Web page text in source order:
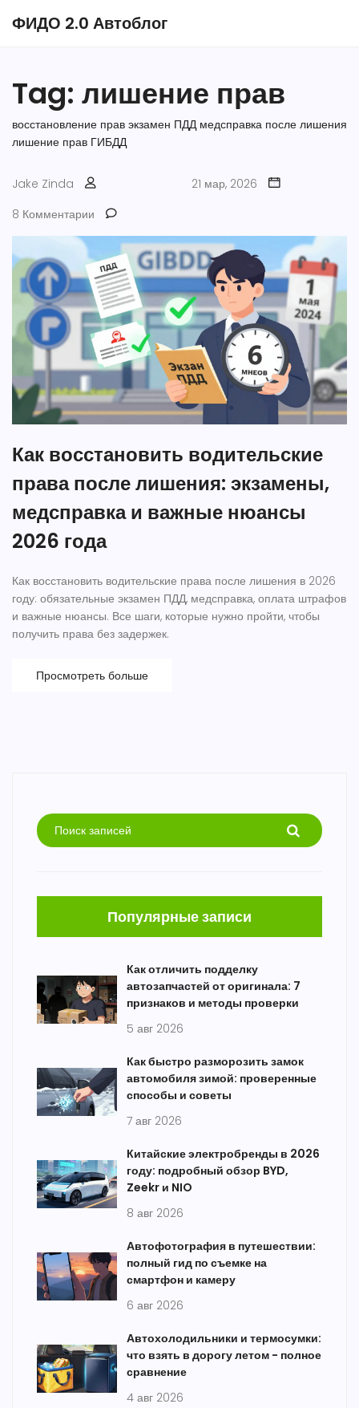
ФИДО 2.0 Автоблог
Tag: лишение прав
восстановление прав экзамен ПДД медсправка после лишения
лишение прав ГИБДД
Jake Zinda
21 мар, 2026
8 Комментарии
Как восстановить водительские
права после лишения: экзамены,
медсправка и важные нюансы
2026 года
Как восстановить водительские права после лишения в 2026
году: обязательные экзамен ПДД, медсправка, оплата штрафов
и важные нюансы. Все шаги, которые нужно пройти, чтобы
получить права без задержек.
Просмотреть больше
Популярные записи
Как отличить подделку
автозапчастей от оригинала: 7
признаков и методы проверки
5 авг 2026
Как быстро разморозить замок
автомобиля зимой: проверенные
способы и советы
7 авг 2026
Китайские электробренды в 2026
году: подробный обзор BYD,
Zeekr и NIO
8 авг 2026
Автофотография в путешествии:
полный гид по съемке на
смартфон и камеру
6 авг 2026
Автохолодильники и термосумки:
что взять в дорогу летом - полное
сравнение
4 авг 2026